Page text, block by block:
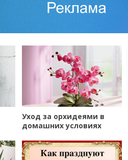
Уход за орхидеями в
домашних условиях